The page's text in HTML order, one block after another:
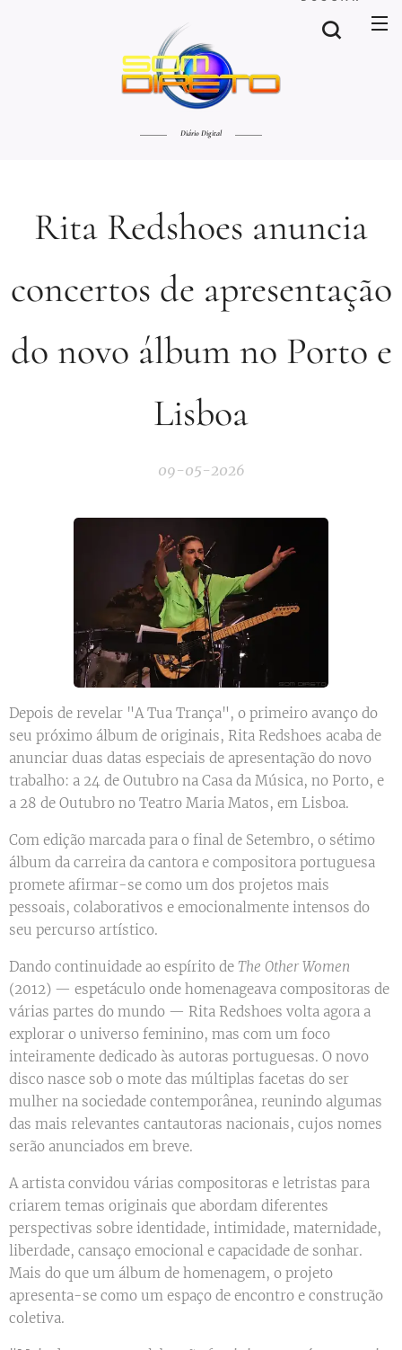
Diário Digital
Rita Redshoes anuncia
concertos de apresentação
do novo álbum no Porto e
Lisboa
09-05-2026
Depois de revelar "A Tua Trança", o primeiro avanço do
seu próximo álbum de originais, Rita Redshoes acaba de
anunciar duas datas especiais de apresentação do novo
trabalho: a 24 de Outubro na Casa da Música, no Porto, e
a 28 de Outubro no Teatro Maria Matos, em Lisboa.
Com edição marcada para o final de Setembro, o sétimo
álbum da carreira da cantora e compositora portuguesa
promete afirmar-se como um dos projetos mais
pessoais, colaborativos e emocionalmente intensos do
seu percurso artístico.
Dando continuidade ao espírito de The Other Women
(2012) — espetáculo onde homenageava compositoras de
várias partes do mundo — Rita Redshoes volta agora a
explorar o universo feminino, mas com um foco
inteiramente dedicado às autoras portuguesas. O novo
disco nasce sob o mote das múltiplas facetas do ser
mulher na sociedade contemporânea, reunindo algumas
das mais relevantes cantautoras nacionais, cujos nomes
serão anunciados em breve.
A artista convidou várias compositoras e letristas para
criarem temas originais que abordam diferentes
perspectivas sobre identidade, intimidade, maternidade,
liberdade, cansaço emocional e capacidade de sonhar.
Mais do que um álbum de homenagem, o projeto
apresenta-se como um espaço de encontro e construção
coletiva.